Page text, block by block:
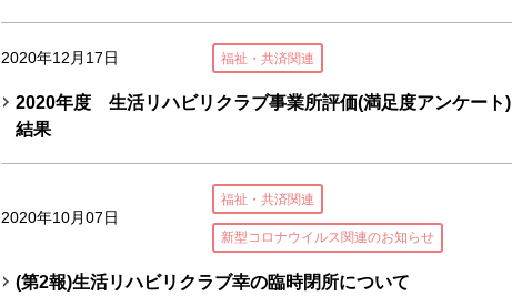
2020年12月17日 福祉・共済関連
2020年度 生活リハビリクラブ事業所評価(満足度アンケート)
結果
2020年10月07日
福祉・共済関連
新型コロナウイルス関連のお知らせ
(第2報)生活リハビリクラブ幸の臨時閉所について